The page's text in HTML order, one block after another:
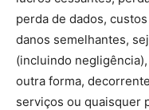
perda de dados,
danos semelhantes,
(incluindo
outra forma,
serviços ou quaisquer